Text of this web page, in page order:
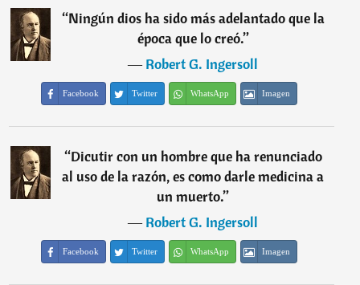
“Ningún dios ha sido más adelantado que la
época que lo creó.”
―Robert G. Ingersoll
Facebook Twitter WhatsApp Imagen
“Dicutir con un hombre que ha renunciado
al uso de la razón, es como darle medicina a
un muerto.”
―Robert G. Ingersoll
Facebook Twitter WhatsApp Imagen